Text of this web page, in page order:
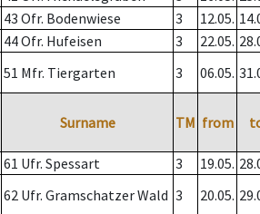
43 Ofr. Bodenwiese 3 12.05.
44 Ofr. Hufeisen 3 22.05.
51 Mfr. Tiergarten 3 06.05.
Surname TM from
61 Ufr. Spessart 3 19.05.
62 Ufr. Gramschatzer Wald 3 20.05.